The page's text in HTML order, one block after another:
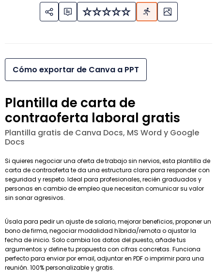
Cómo exportar de Canva a PPT
Plantilla de carta de
contraoferta laboral gratis
Plantilla gratis de Canva Docs, MS Word y Google
Docs
Si quieres negociar una oferta de trabajo sin nervios, esta plantilla de
carta de contraoferta te da una estructura clara para responder con
seguridad y respeto. Ideal para profesionales, recién graduados y
personas en cambio de empleo que necesitan comunicar su valor
sin sonar agresivos.
Úsala para pedir un ajuste de salario, mejorar beneficios, proponer un
bono de firma, negociar modalidad híbrida/remota o ajustar la
fecha de inicio. Solo cambia los datos del puesto, añade tus
argumentos y define tu propuesta con cifras concretas. Funciona
perfecto para enviar por email, adjuntar en PDF o imprimir para una
reunión. 100% personalizable y gratis.